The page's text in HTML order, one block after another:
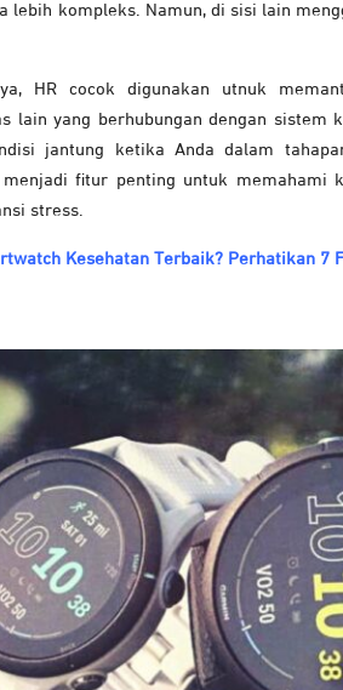
lebih kompleks. Namun, di sisi lain
HR cocok digunakan utnuk
lain yang berhubungan dengan sistem
jantung ketika Anda dalam
fitur penting untuk memahami
stress.
Kesehatan Terbaik? Perhatikan 7